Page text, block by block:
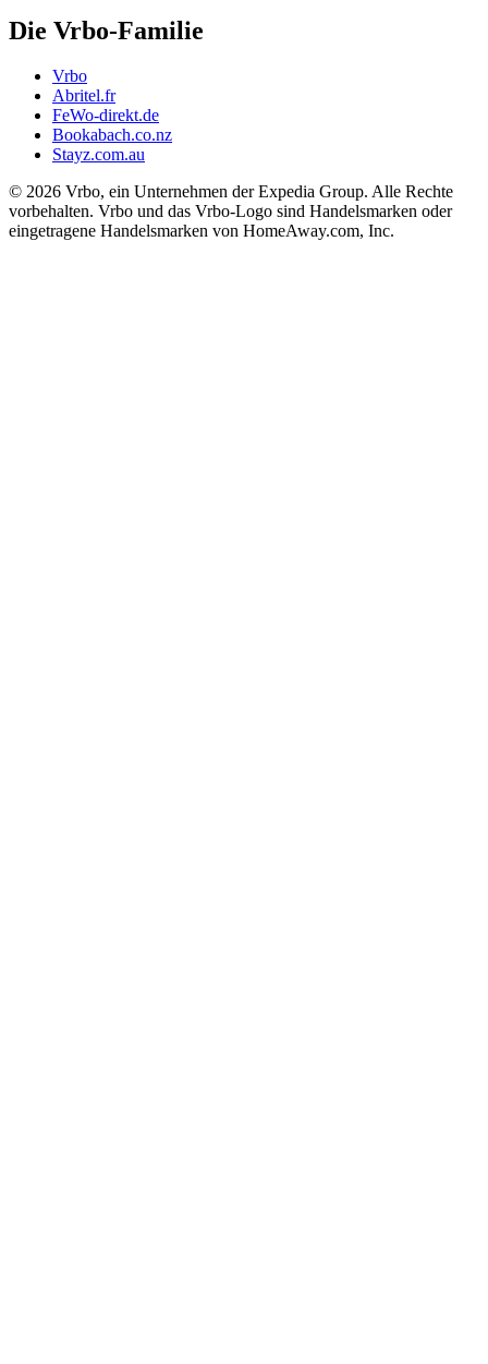
Die Vrbo-Familie
Vrbo
Abritel.fr
FeWo-direkt.de
Bookabach.co.nz
Stayz.com.au
© 2026 Vrbo, ein Unternehmen der Expedia Group. Alle Rechte
vorbehalten. Vrbo und das Vrbo-Logo sind Handelsmarken oder
eingetragene Handelsmarken von HomeAway.com, Inc.